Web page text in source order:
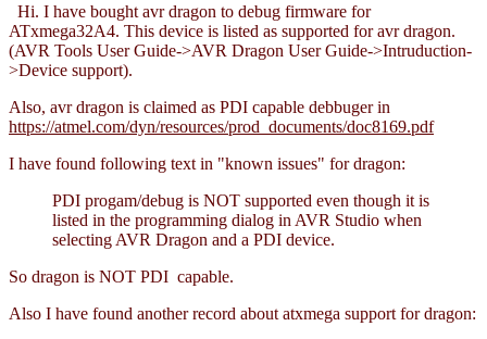
Hi. I have bought avr dragon to debug firmware for
ATxmega32A4. This device is listed as supported for avr dragon.
(AVR Tools User Guide->AVR Dragon User Guide->Intruduction-
>Device support).
Also, avr dragon is claimed as PDI capable debbuger in
https://atmel.com/dyn/resources/prod_documents/doc8169.pdf
I have found following text in "known issues" for dragon:
PDI progam/debug is NOT supported even though it is
listed in the programming dialog in AVR Studio when
selecting AVR Dragon and a PDI device.
So dragon is NOT PDI capable.
Also I have found another record about atxmega support for dragon: